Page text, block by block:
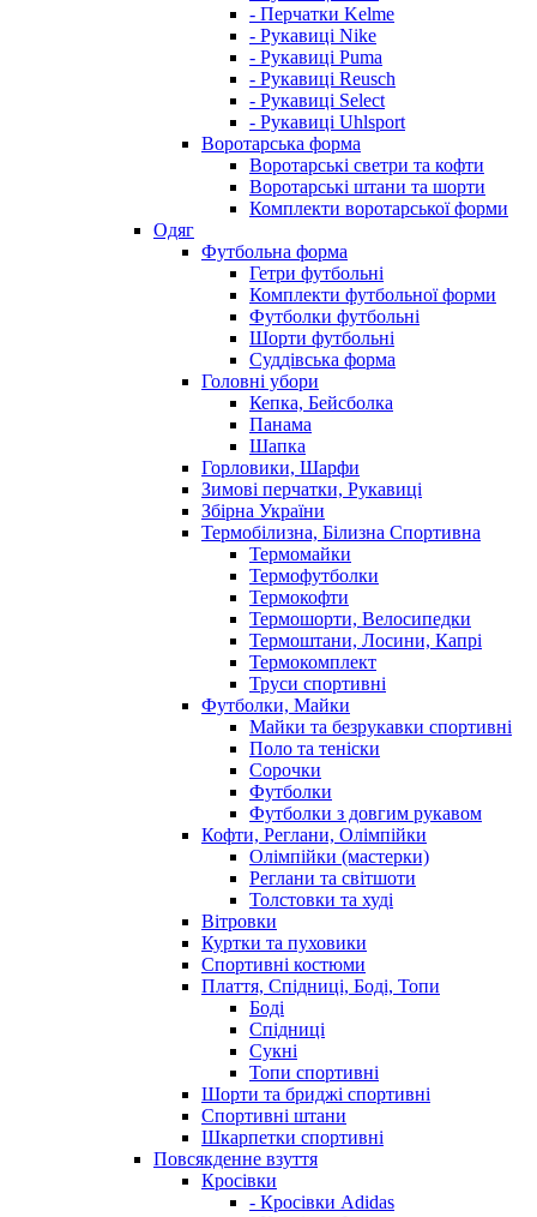
- Перчатки Kelme
- Рукавиці Nike
- Рукавиці Puma
- Рукавиці Reusch
- Рукавиці Select
- Рукавиці Uhlsport
Воротарська форма
Воротарські светри та кофти
Воротарські штани та шорти
Комплекти воротарської форми
Одяг
Футбольна форма
Гетри футбольні
Комплекти футбольної форми
Футболки футбольні
Шорти футбольні
Суддівська форма
Головні убори
Кепка, Бейсболка
Панама
Шапка
Горловики, Шарфи
Зимові перчатки, Рукавиці
Збірна України
Термобілизна, Білизна Спортивна
Термомайки
Термофутболки
Термокофти
Термошорти, Велосипедки
Термоштани, Лосини, Капрі
Термокомплект
Труси спортивні
Футболки, Майки
Майки та безрукавки спортивні
Поло та теніски
Сорочки
Футболки
Футболки з довгим рукавом
Кофти, Реглани, Олімпійки
Олімпійки (мастерки)
Реглани та світшоти
Толстовки та худі
Вітровки
Куртки та пуховики
Спортивні костюми
Плаття, Спідниці, Боді, Топи
Боді
Спідниці
Сукні
Топи спортивні
Шорти та бриджі спортивні
Спортивні штани
Шкарпетки спортивні
Повсякденне взуття
Кросівки
- Кросівки Adidas